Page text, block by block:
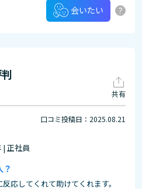
会いたい ?
共有
口コミ投稿日：2025.08.21
| 正社員
応してくれて助けてくれます。